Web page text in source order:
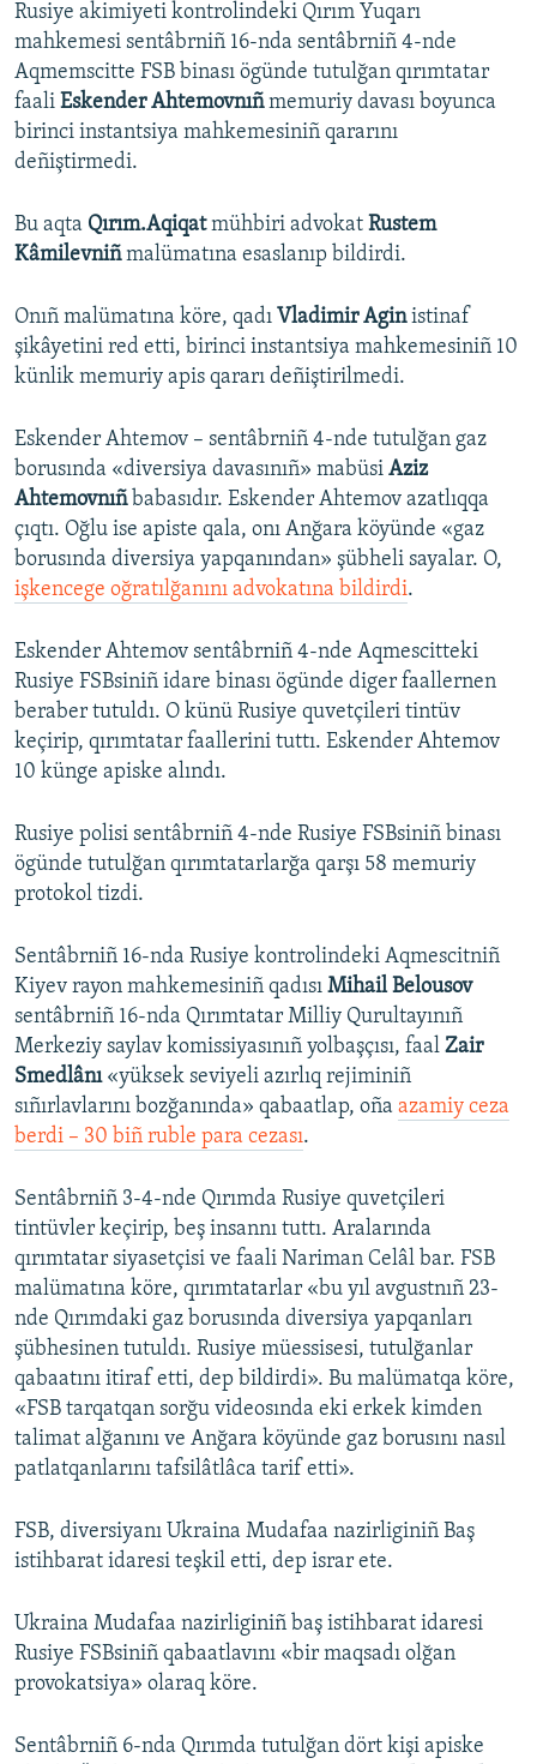
RFE/RS bütün saytları
Rusiye akimiyeti kontrolindeki Qırım Yuqarı
mahkemesi sentâbrniñ 16-nda sentâbrniñ 4-nde
Aqmemscitte FSB binası ögünde tutulğan qırımtatar
faali Eskender Ahtemovnıñmemuriy davası boyunca
birinci instantsiya mahkemesiniñ qararını
deñiştirmedi.
Bu aqta Qırım.Aqiqatmühbiri advokat Rustem
Kâmilevniñmalümatına esaslanıp bildirdi.
Onıñ malümatına köre, qadı Vladimir Aginistinaf
şikâyetini red etti, birinci instantsiya mahkemesiniñ 10
künlik memuriy apis qararı deñiştirilmedi.
Eskender Ahtemov – sentâbrniñ 4-nde tutulğan gaz
borusında «diversiya davasınıñ» mabüsi Aziz
Ahtemovnıñbabasıdır. Eskender Ahtemov azatlıqqa
çıqtı. Oğlu ise apiste qala, onı Anğara köyünde «gaz
borusında diversiya yapqanından» şübheli sayalar. O,
işkencege oğratılğanını advokatına bildirdi.
Eskender Ahtemov sentâbrniñ 4-nde Aqmescitteki
Rusiye FSBsiniñ idare binası ögünde diger faallernen
beraber tutuldı. O künü Rusiye quvetçileri tintüv
keçirip, qırımtatar faallerini tuttı. Eskender Ahtemov
10 künge apiske alındı.
Rusiye polisi sentâbrniñ 4-nde Rusiye FSBsiniñ binası
ögünde tutulğan qırımtatarlarğa qarşı 58 memuriy
protokol tizdi.
Sentâbrniñ 16-nda Rusiye kontrolindeki Aqmescitniñ
Kiyev rayon mahkemesiniñ qadısı Mihail Belousov
sentâbrniñ 16-nda Qırımtatar Milliy Qurultayınıñ
Merkeziy saylav komissiyasınıñ yolbaşçısı, faal Zair
Smedlânı «yüksek seviyeli azırlıq rejiminiñ
sıñırlavlarını bozğanında» qabaatlap, oña azamiy ceza
berdi – 30 biñ ruble para cezası.
Sentâbrniñ 3-4-nde Qırımda Rusiye quvetçileri
tintüvler keçirip, beş insannı tuttı. Aralarında
qırımtatar siyasetçisi ve faali Nariman Celâl bar. FSB
malümatına köre, qırımtatarlar «bu yıl avgustnıñ 23-
nde Qırımdaki gaz borusında diversiya yapqanları
şübhesinen tutuldı. Rusiye müessisesi, tutulğanlar
qabaatını itiraf etti, dep bildirdi». Bu malümatqa köre,
«FSB tarqatqan sorğu videosında eki erkek kimden
talimat alğanını ve Anğara köyünde gaz borusını nasıl
patlatqanlarını tafsilâtlâca tarif etti».
FSB, diversiyanı Ukraina Mudafaa nazirliginiñ Baş
istihbarat idaresi teşkil etti, dep israr ete.
Ukraina Mudafaa nazirliginiñ baş istihbarat idaresi
Rusiye FSBsiniñ qabaatlavını «bir maqsadı olğan
provokatsiya» olaraq köre.
Sentâbrniñ 6-nda Qırımda tutulğan dört kişi apiske